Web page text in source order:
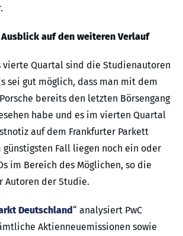
auf den weiteren Verlauf
vierte Quartal sind die Studienautoren
sei gut möglich, dass man mit dem
bereits den letzten Börsengang
habe und es im vierten Quartal
auf dem Frankfurter Parkett
günstigsten Fall liegen noch ein oder
im Bereich des Möglichen, so die
Autoren der Studie.
Deutschland“ analysiert PwC
Aktienneuemissionen sowie